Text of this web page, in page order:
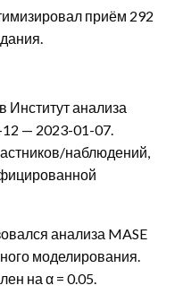
приём 292
Институт анализа
12 — 2023-01-07.
наблюдений,
анализа MASE
моделирования.
на α = 0.05.